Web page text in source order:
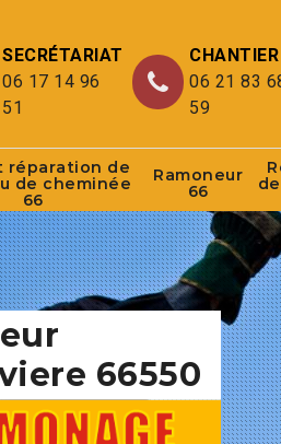
SECRÉTARIAT
06 17 14 96
51
CHANTIER
06 21 83
59
réparation de
de cheminée
66
Ramoneur
66
66550